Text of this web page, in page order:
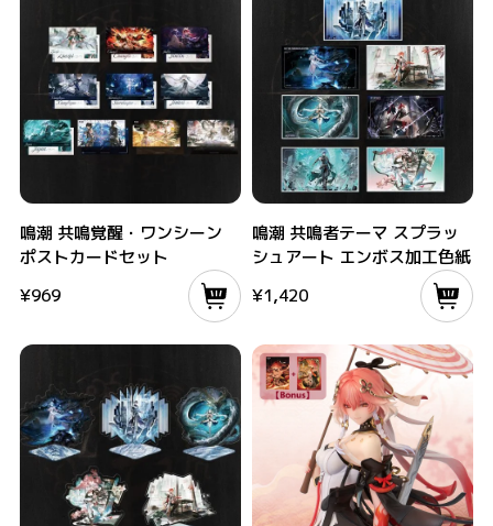
鳴潮 共鳴覚醒・ワンシーン
ポストカードセット
¥969
鳴潮 共鳴者テーマ スプラッ
シュアート エンボス加工色紙
¥1,420